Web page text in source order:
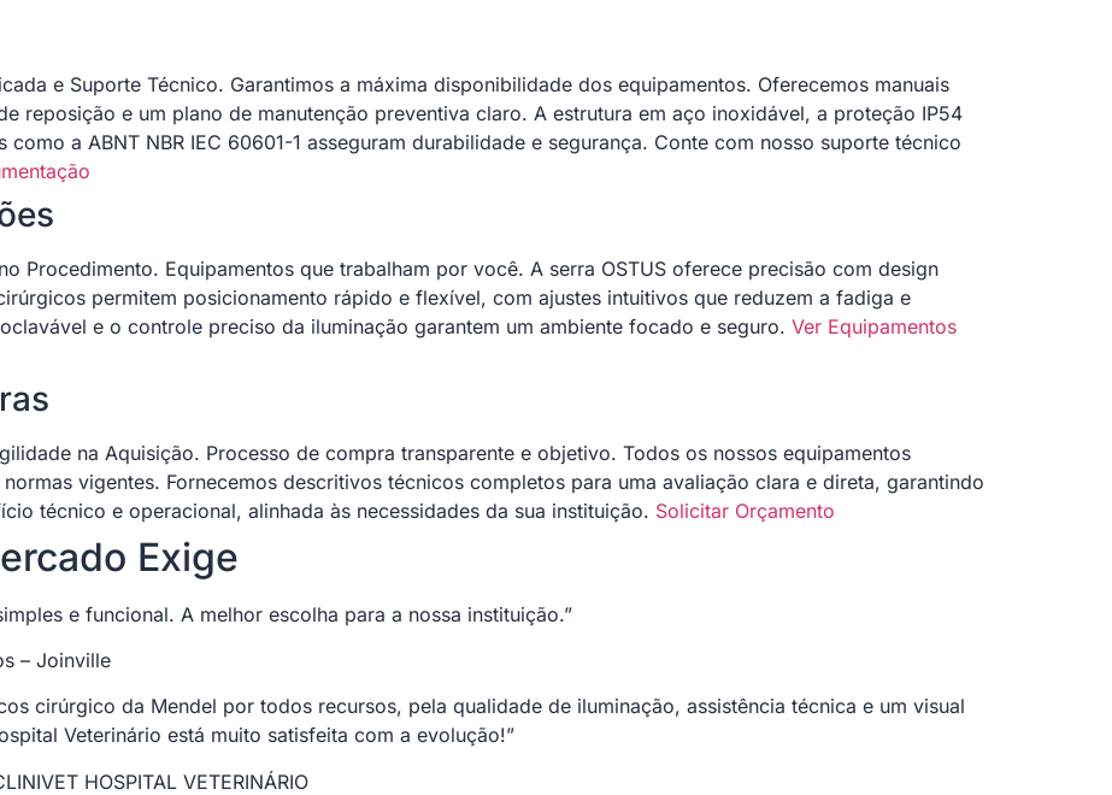
e Suporte Técnico. Garantimos a máxima disponibilidade dos equipamentos. Oferecemos manuais
reposição e um plano de manutenção preventiva claro. A estrutura em aço inoxidável, a proteção IP54
a ABNT NBR IEC 60601-1 asseguram durabilidade e segurança. Conte com nosso suporte técnico
Procedimento. Equipamentos que trabalham por você. A serra OSTUS oferece precisão com design
permitem posicionamento rápido e flexível, com ajustes intuitivos que reduzem a fadiga e
e o controle preciso da iluminação garantem um ambiente focado e seguro. Ver Equipamentos
na Aquisição. Processo de compra transparente e objetivo. Todos os nossos equipamentos
vigentes. Fornecemos descritivos técnicos completos para uma avaliação clara e direta, garantindo
técnico e operacional, alinhada às necessidades da sua instituição. Solicitar Orçamento
Exige
e funcional. A melhor escolha para a nossa instituição.”
– Joinville
cirúrgico da Mendel por todos recursos, pela qualidade de iluminação, assistência técnica e um visual
Veterinário está muito satisfeita com a evolução!”
HOSPITAL VETERINÁRIO